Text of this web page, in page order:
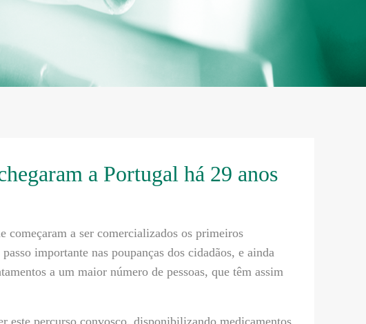
a Portugal há 29 anos
começaram a ser comercializados os primeiros
importante nas poupanças dos cidadãos, e ainda
a um maior número de pessoas, que têm assim
este percurso convosco, disponibilizando medicamentos